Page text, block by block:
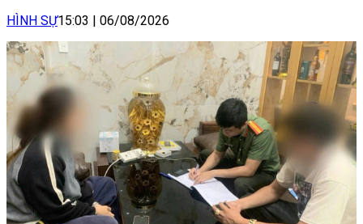
HÌNH SỰ15:03 06/08/2026